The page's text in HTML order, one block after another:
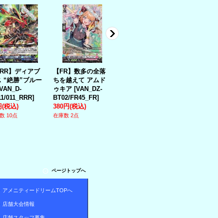
】ディアブ
“絶勝”ブルー
011_RRR]
(税込)
10点
【FR】数多の全落
ちを越えて アムド
ゥキア [VAN_DZ-
BT02/FR45_FR]
380円(税込)
在庫数 2点
ページトップへ
アメニティードリームTOPへ
店舗大会情報